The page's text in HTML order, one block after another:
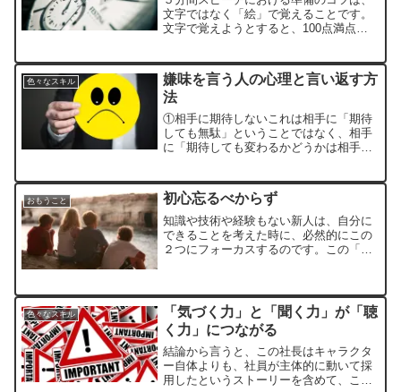
文字ではなく「絵」で覚えることです。
文字で覚えようとすると、100点満点も
し、何よりも大失敗がないのです。
色々なスキル
嫌味を言う人の心理と言い返す方
法
①相手に期待しないこれは相手に「期待
しても無駄」ということではなく、相手
に「期待しても変わるかどうかは相手次
とう」です。嫌味を言われたら「ありが
とう」って返せばいいのです。
おもうこと 初心忘るべからず
知識や技術や経験もない新人は、自分に
できることを考えた時に、必然的にこの
２つにフォーカスするのです。この「一
色々なスキル
「気づく力」と「聞く力」が「聴
く力」につながる
結論から言うと、この社長はキャラクタ
ー自体よりも、社員が主体的に動いて採
用したというストーリーを含めて、この